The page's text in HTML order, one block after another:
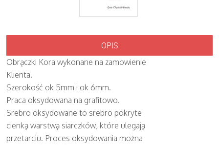
OPIS
Obrączki Kora wykonane na zamowienie
Klienta.
Szerokość ok 5mm i ok 6mm.
Praca oksydowana na grafitowo.
Srebro oksydowane to srebro pokryte
cienką warstwą siarczków, które ulegają
przetarciu. Proces oksydowania można